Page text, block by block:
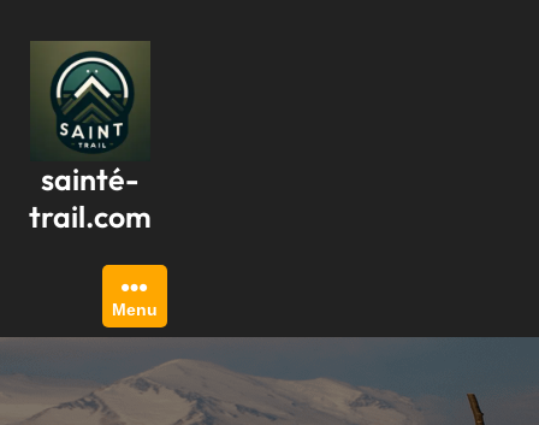
contenu
sainté-
trail.com
Menu